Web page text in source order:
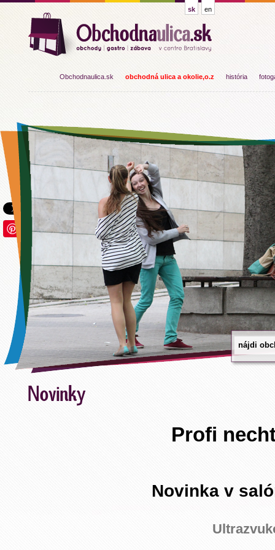
Save
sk en
Obchodnaulica.sk obchodná ulica a okolie,o.z história
Profi
Novinka v